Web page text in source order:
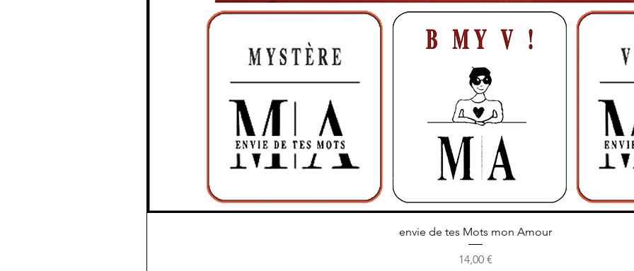
Aperçu rapide
envie de tes Mots mon Amour
Prix
14,00 €